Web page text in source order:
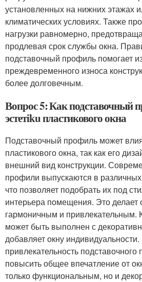
установленных на нижних этажах
климатических условиях. Также
нагрузки равномерно,
продлевая срок службы окна.
подставочный профиль помогает
преждевременного износа
более долговечным.
Вопрос 5: Как подставочный
эстетiku пластикового окна
Подставочный профиль может
пластикового окна, так как его
внешний вид конструкции.
профили выпускаются в
что позволяет подобрать их под
интерьера помещения. Это делает
гармоничным и привлекательным.
может быть выполнен с
добавляет окну индивидуальности.
привлекательность
повысить общее впечатление от
только функциональным, но и